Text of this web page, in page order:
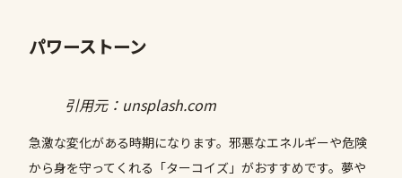
パワーストーン
引用元：unsplash.com
急激な変化がある時期になります。邪悪なエネルギーや危険
から身を守ってくれる「ターコイズ」がおすすめです。夢や